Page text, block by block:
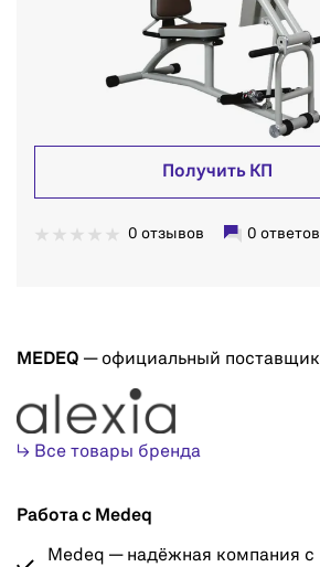
Получить КП
0 отзывов 0 ответов
MEDEQ — официальный поставщик
↳ Все товары бренда
Работа с Medeq
Medeq — надёжная компания с